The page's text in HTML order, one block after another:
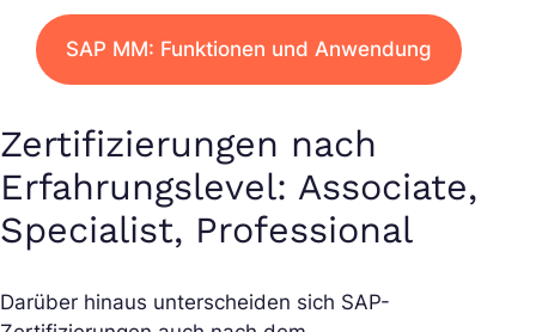
SAP MM: Funktionen und Anwendung
Zertifizierungen nach
Erfahrungslevel: Associate,
Specialist, Professional
Darüber hinaus unterscheiden sich SAP-